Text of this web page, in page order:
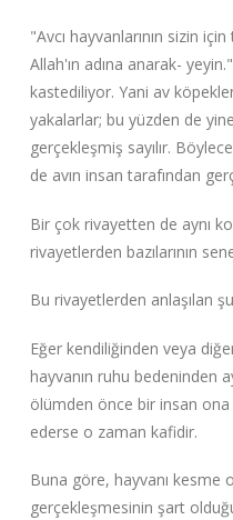
"Avcı hayvanlarının sizin
Allah'ın adına anarak-
kastediliyor. Yani av
yakalarlar; bu yüzden de
gerçekleşmiş sayılır.
de avın insan tarafından
Bir çok rivayetten de aynı
rivayetlerden bazılarının
Bu rivayetlerden anlaşılan
Eğer kendiliğinden veya
hayvanın ruhu bedeninden
ölümden önce bir insan ona
ederse o zaman kafidir.
Buna göre, hayvanı kesme
gerçekleşmesinin şart